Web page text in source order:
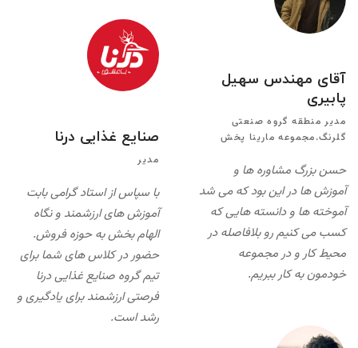
آقای مهندس سهیل
پابیری
مدیر منطقه گروه صنعتی
گلرنگ.مجموعه مارینا پخش
حسن بزرگ مشاوره ها و
آموزش ها در این بود که می شد
آموخته ها و دانسته هایی که
کسب می کنیم رو بلافاصله در
محیط کار و در مجموعه
خودمون به کار ببریم.
صنایع غذایی درنا
مدیر
با سپاس از استاد گرامی بابت
آموزش های ارزشمند و نگاه
الهام بخش به حوزه فروش.
حضور در کلاس های شما برای
تیم گروه صنایع غذایی درنا
فرصتی ارزشمند برای یادگیری و
رشد است.